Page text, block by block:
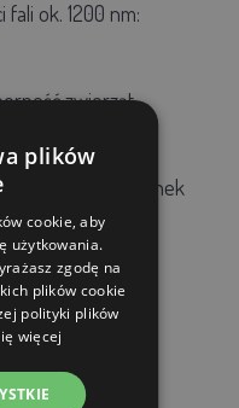
ok. 1200 nm:
zwierząt
i odporność tkanek
plików
cookie, aby
użytkowania.
zgodę na
plików cookie
polityki plików
więcej